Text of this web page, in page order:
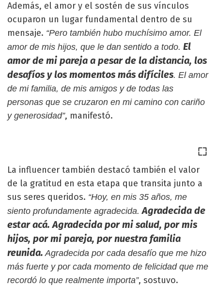
Además, el amor y el sostén de sus vínculos
ocuparon un lugar fundamental dentro de su
mensaje. “Pero también hubo muchísimo amor. El
amor de mis hijos, que le dan sentido a todo. El
amor de mi pareja a pesar de la distancia, los
desafíos y los momentos más difíciles. El amor
de mi familia, de mis amigos y de todas las
personas que se cruzaron en mi camino con cariño
y generosidad”, manifestó.
La influencer también destacó también el valor
de la gratitud en esta etapa que transita junto a
sus seres queridos. “Hoy, en mis 35 años, me
siento profundamente agradecida.Agradecida de
estar acá. Agradecida por mi salud, por mis
hijos, por mi pareja, por nuestra familia
reunida. Agradecida por cada desafío que me hizo
más fuerte y por cada momento de felicidad que me
recordó lo que realmente importa”, sostuvo.